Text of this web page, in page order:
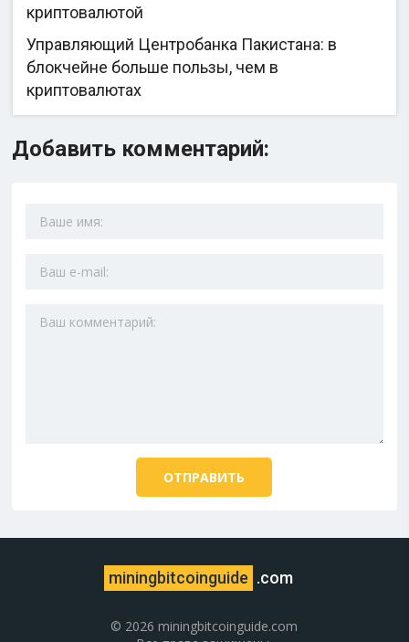
криптовалютой
Управляющий Центробанка Пакистана: в
блокчейне больше пользы, чем в
криптовалютах
Добавить комментарий:
miningbitcoinguide .com
© 2026 miningbitcoinguide.com